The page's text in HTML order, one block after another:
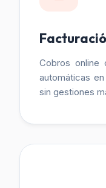
Cobros online
automáticas
sin gestiones